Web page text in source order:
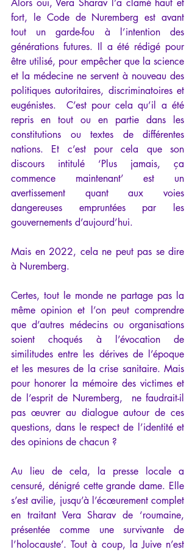
Alors oui, Vera Sharav l’a clamé haut et
fort, le Code de Nuremberg est avant
tout un garde-fou à l’intention des
générations futures. Il a été rédigé pour
être utilisé, pour empêcher que la science
et la médecine ne servent à nouveau des
politiques autoritaires, discriminatoires et
eugénistes.  C’est pour cela qu’il a été
repris en tout ou en partie dans les
constitutions ou textes de différentes
nations. Et c’est pour cela que son
discours intitulé ‘Plus jamais, ça
commence maintenant’ est un
avertissement quant aux voies
dangereuses empruntées par les
gouvernements d’aujourd’hui.
Mais en 2022, cela ne peut pas se dire
à Nuremberg.
Certes, tout le monde ne partage pas la
même opinion et l’on peut comprendre
que d’autres médecins ou organisations
soient choqués à l’évocation de
similitudes entre les dérives de l’époque
et les mesures de la crise sanitaire. Mais
pour honorer la mémoire des victimes et
de l’esprit de Nuremberg,  ne faudrait-il
pas œuvrer au dialogue autour de ces
questions, dans le respect de l’identité et
des opinions de chacun ?
Au lieu de cela, la presse locale a
censuré, dénigré cette grande dame. Elle
s’est avilie, jusqu’à l’écœurement complet
en traitant Vera Sharav de ‘roumaine,
présentée comme une survivante de
l’holocauste’. Tout à coup, la Juive n’est